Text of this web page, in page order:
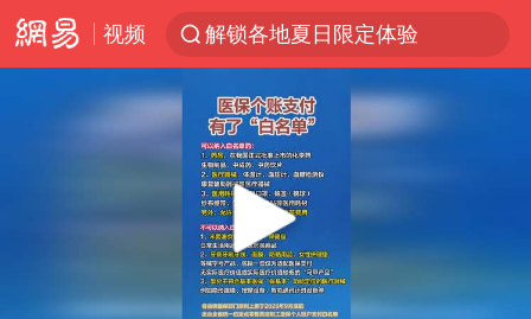
视频
解锁各地夏日限定体验
西湖突现狂风暴雨 游客瞬间被浇透
金饰克价一夜涨回1300元
白海豚将正面袭击贯穿浙江